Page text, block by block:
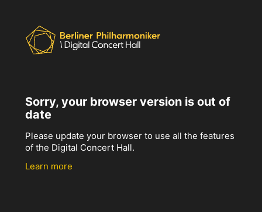
Sorry, your browser version is out of
date
Please update your browser to use all the features
of the Digital Concert Hall.
Learn more